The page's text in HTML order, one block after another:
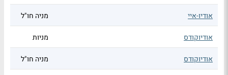
אודיו-איי מניה חו"ל
אודיוקודס מניות
אודיוקודס מניה חו"ל